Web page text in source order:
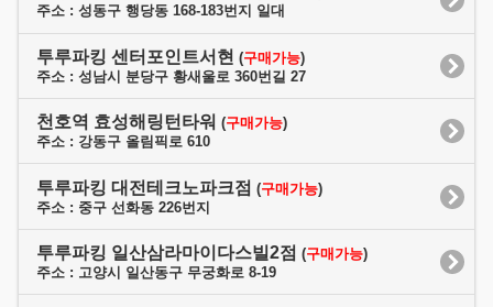
주소 : 성동구 행당동 168-183번지 일대
투루파킹 센터포인트서현 (구매가능)
주소 : 성남시 분당구 황새울로 360번길 27
천호역 효성해링턴타워 (구매가능)
주소 : 강동구 올림픽로 610
투루파킹 대전테크노파크점 (구매가능)
주소 : 중구 선화동 226번지
투루파킹 일산삼라마이다스빌2점 (구매가능)
주소 : 고양시 일산동구 무궁화로 8-19